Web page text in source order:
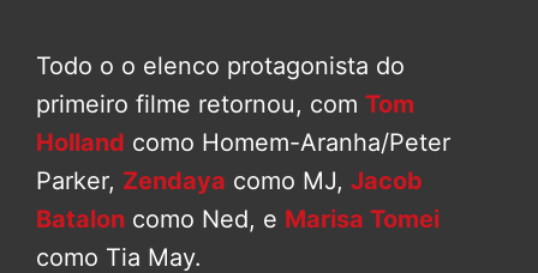
Todo o o elenco protagonista do
primeiro filme retornou, com Tom
Holland como Homem-Aranha/Peter
Parker, Zendaya como MJ, Jacob
Batalon como Ned, e Marisa Tomei
como Tia May.